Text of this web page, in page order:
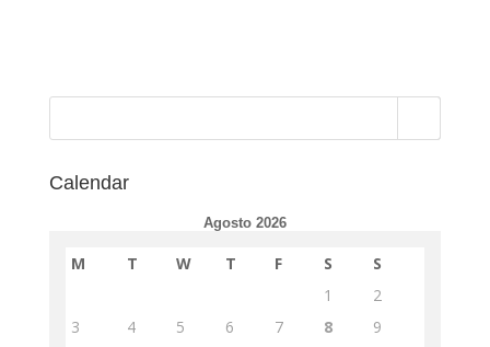
Calendar
Agosto 2026
M T W T F S
S
1
2
3
4 5 6 7 8
9